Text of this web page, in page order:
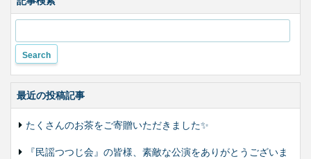
変
最近の投稿記事
たくさんのお茶をご寄贈いただきました✨
『民謡つつじ会』の皆様、素敵な公演をありがとうございま